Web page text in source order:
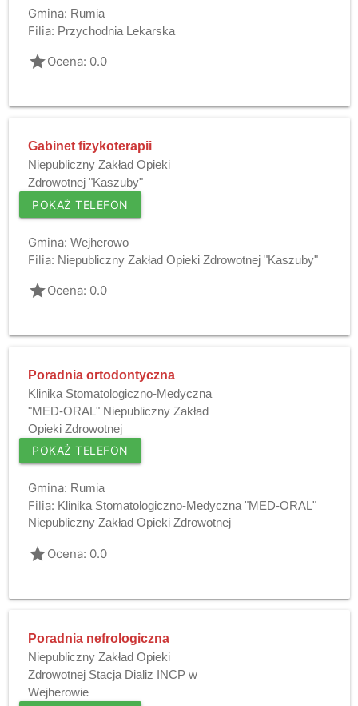
Gmina: Rumia
Filia: Przychodnia Lekarska
gradeOcena: 0.0
Gabinet fizykoterapii
Niepubliczny Zakład Opieki
Zdrowotnej "Kaszuby"
POKAŻ TELEFON
Gmina: Wejherowo
Filia: Niepubliczny Zakład Opieki Zdrowotnej "Kaszuby"
gradeOcena: 0.0
Poradnia ortodontyczna
Klinika Stomatologiczno-Medyczna
"MED-ORAL" Niepubliczny Zakład
Opieki Zdrowotnej
POKAŻ TELEFON
Gmina: Rumia
Filia: Klinika Stomatologiczno-Medyczna "MED-ORAL"
Niepubliczny Zakład Opieki Zdrowotnej
gradeOcena: 0.0
Poradnia nefrologiczna
Niepubliczny Zakład Opieki
Zdrowotnej Stacja Dializ INCP w
Wejherowie